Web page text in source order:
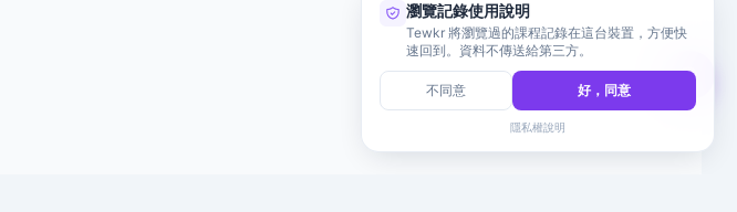
瀏覽記錄使用說明
Tewkr 將瀏覽過的課程記錄在這台裝置，方便快
速回到。資料不傳送給第三方。
不同意 好，同意
隱私權說明